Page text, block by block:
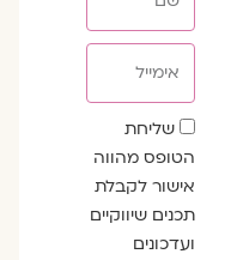
שדה
הסכמה
שליחת
הטופס מהווה
אישור לקבלת
תכנים שיווקיים
ועדכונים